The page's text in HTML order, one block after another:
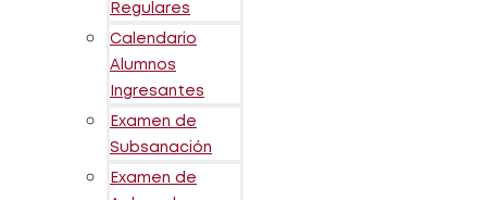
Regulares
Calendario
Alumnos
Ingresantes
Examen de
Subsanación
Examen de